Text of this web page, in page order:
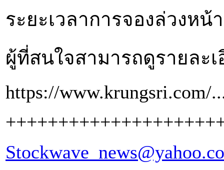
ระยะเวลาการจองล่วงหน้
ผู้ที่สนใจสามารถดูรายละ
https://www.krungsri.com/